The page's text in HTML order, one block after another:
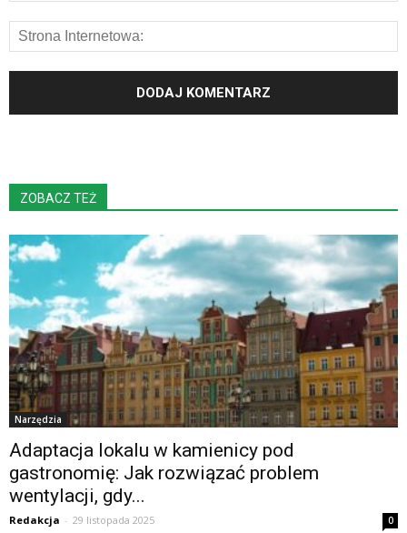
ZOBACZ TEŻ
Narzędzia
Adaptacja lokalu w kamienicy pod
gastronomię: Jak rozwiązać problem
wentylacji, gdy...
Redakcja - 29 listopada 2025 0